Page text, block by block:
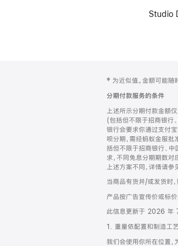
Studio
页
脚
注
‡ 为近似值。金额可能随
分期付款服务的条件
上述所示分期付款金额
(包括但不限于招商银行
银行会要求你通过支付
呗分期，需经蚂蚁金服
括但不限于招商银行、中
求，不同免息分期期数
上述方案不同，详情请
当商品有货并/或发货时
产品按广告宣传价或标
此信息更新于 2026 年
1. 重量依配置和制造工
我们会使用你所在位置